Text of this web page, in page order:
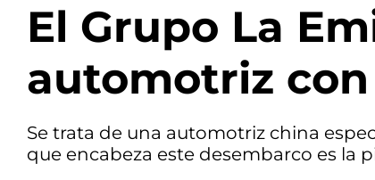
El Grupo La
automotriz
Se trata de una automotriz china
que encabeza este desembarco es la